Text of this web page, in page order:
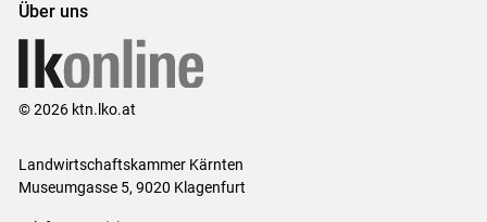
Über uns
© 2026 ktn.lko.at
Landwirtschaftskammer Kärnten
Museumgasse 5, 9020 Klagenfurt